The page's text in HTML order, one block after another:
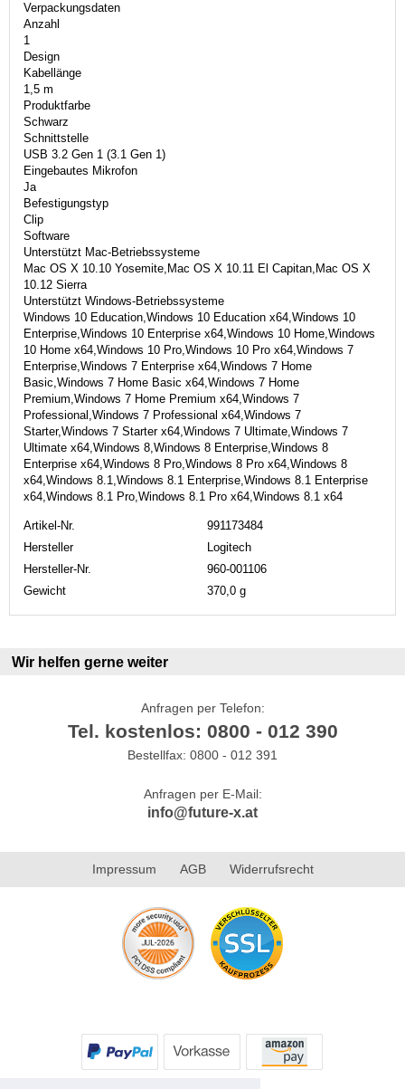
Verpackungsdaten
Anzahl
1
Design
Kabellänge
1,5 m
Produktfarbe
Schwarz
Schnittstelle
USB 3.2 Gen 1 (3.1 Gen 1)
Eingebautes Mikrofon
Ja
Befestigungstyp
Clip
Software
Unterstützt Mac-Betriebssysteme
Mac OS X 10.10 Yosemite,Mac OS X 10.11 El Capitan,Mac OS X
10.12 Sierra
Unterstützt Windows-Betriebssysteme
Windows 10 Education,Windows 10 Education x64,Windows 10
Enterprise,Windows 10 Enterprise x64,Windows 10 Home,Windows
10 Home x64,Windows 10 Pro,Windows 10 Pro x64,Windows 7
Enterprise,Windows 7 Enterprise x64,Windows 7 Home
Basic,Windows 7 Home Basic x64,Windows 7 Home
Premium,Windows 7 Home Premium x64,Windows 7
Professional,Windows 7 Professional x64,Windows 7
Starter,Windows 7 Starter x64,Windows 7 Ultimate,Windows 7
Ultimate x64,Windows 8,Windows 8 Enterprise,Windows 8
Enterprise x64,Windows 8 Pro,Windows 8 Pro x64,Windows 8
x64,Windows 8.1,Windows 8.1 Enterprise,Windows 8.1 Enterprise
x64,Windows 8.1 Pro,Windows 8.1 Pro x64,Windows 8.1 x64
Artikel-Nr.
991173484
Hersteller
Logitech
Hersteller-Nr.
960-001106
Gewicht
370,0 g
Wir helfen gerne weiter
Anfragen per Telefon:
Tel. kostenlos: 0800 - 012 390
Bestellfax: 0800 - 012 391
Anfragen per E-Mail:
info@future-x.at
Impressum AGB Widerrufsrecht